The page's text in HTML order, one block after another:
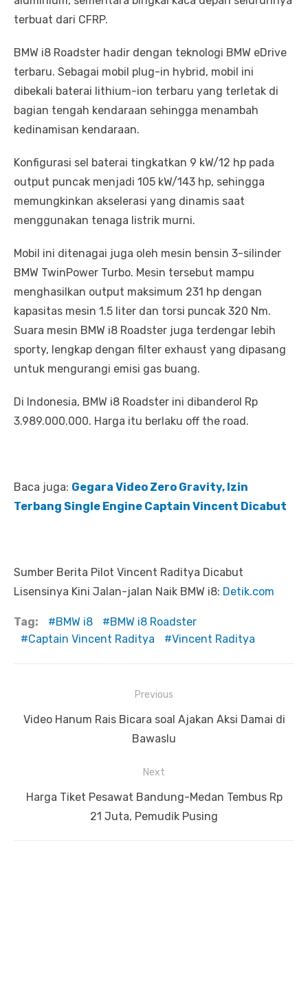
terbuat dari CFRP.
BMW i8 Roadster hadir dengan teknologi BMW eDrive
terbaru. Sebagai mobil plug-in hybrid, mobil ini
dibekali baterai lithium-ion terbaru yang terletak di
bagian tengah kendaraan sehingga menambah
kedinamisan kendaraan.
Konfigurasi sel baterai tingkatkan 9 kW/12 hp pada
output puncak menjadi 105 kW/143 hp, sehingga
memungkinkan akselerasi yang dinamis saat
menggunakan tenaga listrik murni.
Mobil ini ditenagai juga oleh mesin bensin 3-silinder
BMW TwinPower Turbo. Mesin tersebut mampu
menghasilkan output maksimum 231 hp dengan
kapasitas mesin 1.5 liter dan torsi puncak 320 Nm.
Suara mesin BMW i8 Roadster juga terdengar lebih
sporty, lengkap dengan filter exhaust yang dipasang
untuk mengurangi emisi gas buang.
Di Indonesia, BMW i8 Roadster ini dibanderol Rp
3.989.000.000. Harga itu berlaku off the road.
Baca juga: Gegara Video Zero Gravity, Izin
Terbang Single Engine Captain Vincent Dicabut
Sumber Berita Pilot Vincent Raditya Dicabut
Lisensinya Kini Jalan-jalan Naik BMW i8: Detik.com
Tag: BMW i8
BMW i8 Roadster
Captain Vincent Raditya
Vincent Raditya
pos
Previous
Previous
Video Hanum Rais Bicara soal Ajakan Aksi Damai di
Bawaslu
Next
Next
Harga Tiket Pesawat Bandung-Medan Tembus Rp
21 Juta, Pemudik Pusing